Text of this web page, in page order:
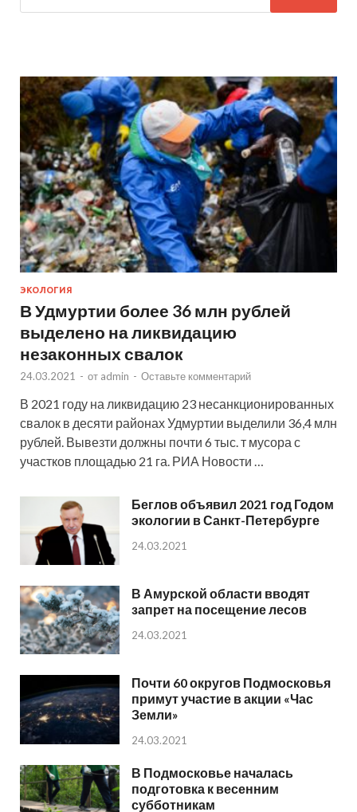
ЭКОЛОГИЯ
В Удмуртии более 36 млн рублей
выделено на ликвидацию
незаконных свалок
24.03.2021 - от admin - Оставьте комментарий
В 2021 году на ликвидацию 23 несанкционированных
свалок в десяти районах Удмуртии выделили 36,4 млн
рублей. Вывезти должны почти 6 тыс. т мусора с
участков площадью 21 га. РИА Новости …
Беглов объявил 2021 год Годом
экологии в Санкт-Петербурге
24.03.2021
В Амурской области вводят
запрет на посещение лесов
24.03.2021
Почти 60 округов Подмосковья
примут участие в акции «Час
Земли»
24.03.2021
В Подмосковье началась
подготовка к весенним
субботникам